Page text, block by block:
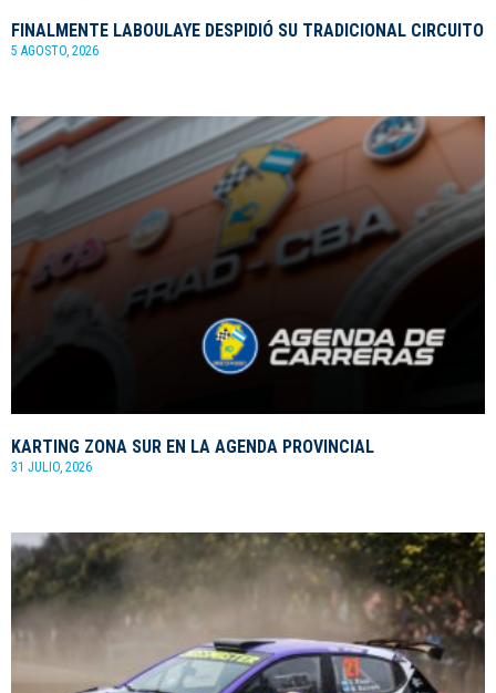
FINALMENTE LABOULAYE DESPIDIÓ SU TRADICIONAL CIRCUITO
5 AGOSTO, 2026
KARTING ZONA SUR EN LA AGENDA PROVINCIAL
31 JULIO, 2026